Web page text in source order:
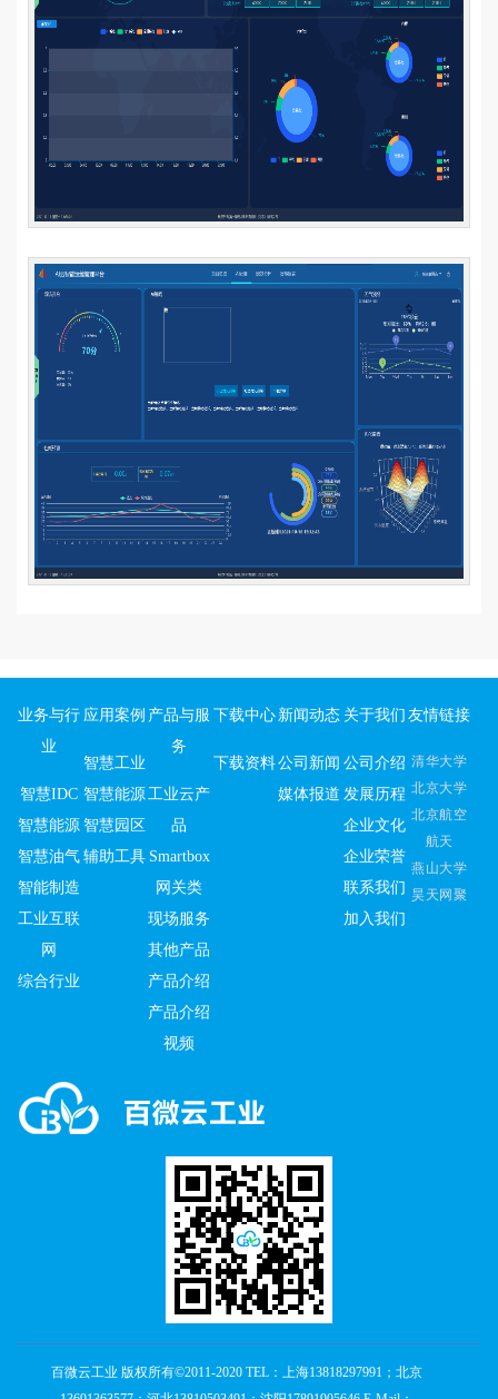
业务与行
业
智慧IDC
智慧能源
智慧油气
智能制造
工业互联
网
综合行业
应用案例
智慧工业
智慧能源
智慧园区
辅助工具
产品与服
务
工业云产
品
Smartbox
网关类
现场服务
其他产品
产品介绍
产品介绍
视频
下载中心
下载资料
新闻动态
公司新闻
媒体报道
关于我们
公司介绍
发展历程
企业文化
企业荣誉
联系我们
加入我们
友情链接
清华大学
北京大学
北京航空
航天
燕山大学
昊天网聚
百微云工业 版权所有©2011-2020 TEL：上海13818297991；北京